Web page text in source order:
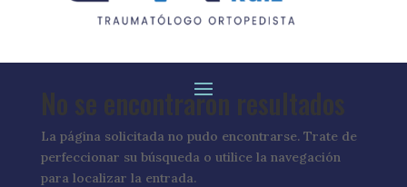
No se encontraron resultados
La página solicitada no pudo encontrarse. Trate de
perfeccionar su búsqueda o utilice la navegación
para localizar la entrada.